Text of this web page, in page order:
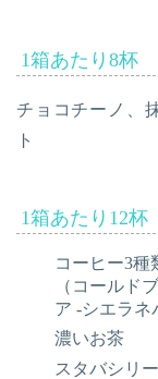
1箱あたり8杯
チョコチーノ、
ト
1箱あたり12杯
コーヒー3種
（コールド
ア -シエラネ
濃いお茶
スタバシリ